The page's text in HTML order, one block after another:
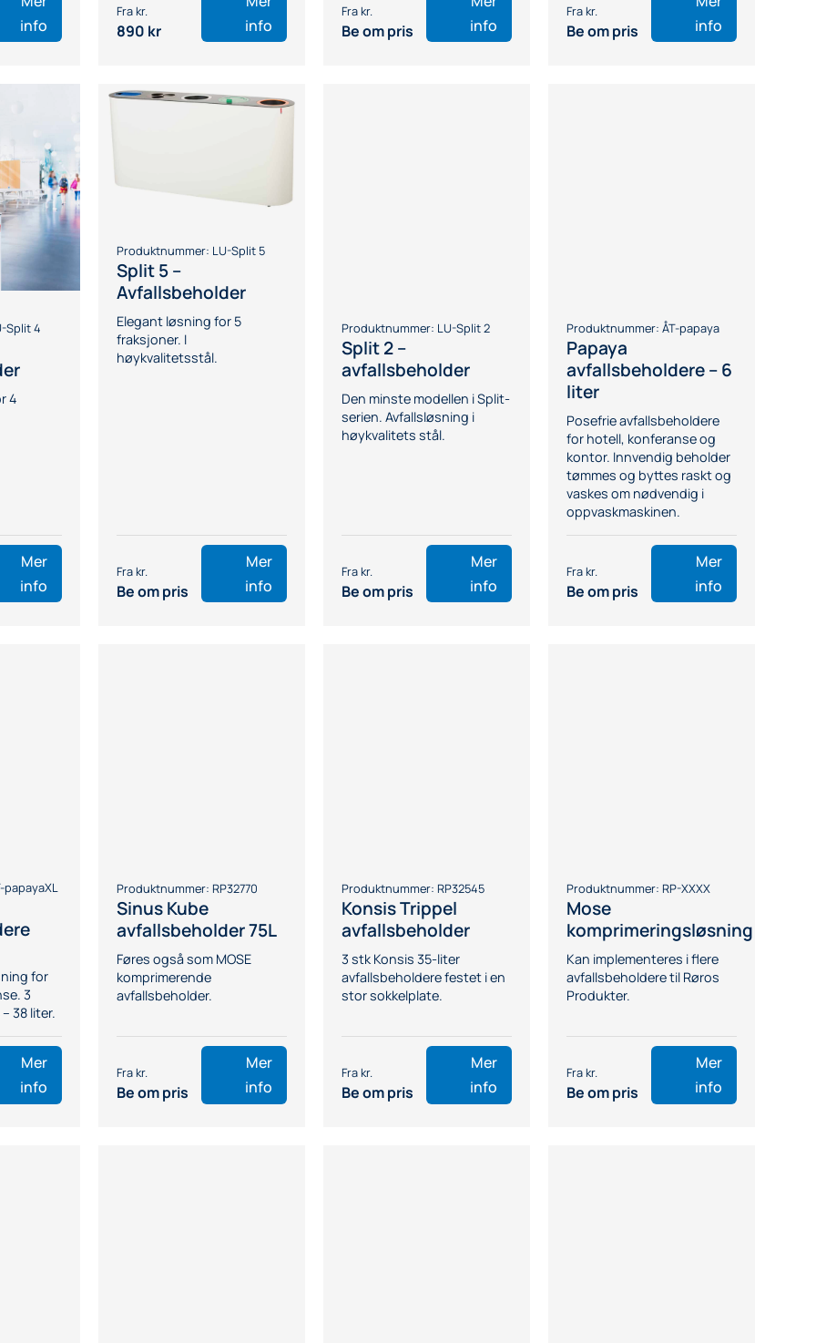
info
890 kr
info
Be om pris
info
Be om pris
info
Split 4
4
Mer
info
Produktnummer: LU-Split 5
Split 5 –
Avfallsbeholder
Elegant løsning for 5
fraksjoner. I
høykvalitetsstål.
Be om pris
Mer
info
Produktnummer: LU-Split 2
Split 2 –
avfallsbeholder
Den minste modellen i Split-
serien. Avfallsløsning i
høykvalitets stål.
Be om pris
Mer
info
Produktnummer: ÅT-papaya
Papaya
avfallsbeholdere – 6
liter
Posefrie avfallsbeholdere
for hotell, konferanse og
kontor. Innvendig beholder
tømmes og byttes raskt og
vaskes om nødvendig i
oppvaskmaskinen.
Be om pris
Mer
info
papayaXL
for
3
38 liter.
Mer
info
Produktnummer:RP32770
Sinus Kube
avfallsbeholder 75L
Føres også som MOSE
komprimerende
avfallsbeholder.
Be om pris
Mer
info
Produktnummer: RP32545
Konsis Trippel
avfallsbeholder
3 stk Konsis 35-liter
avfallsbeholdere festet i en
stor sokkelplate.
Be om pris
Mer
info
Produktnummer: RP-XXXX
Mose
komprimeringsløsning
Kan implementeres i flere
avfallsbeholdere til Røros
Produkter.
Be om pris
Mer
info